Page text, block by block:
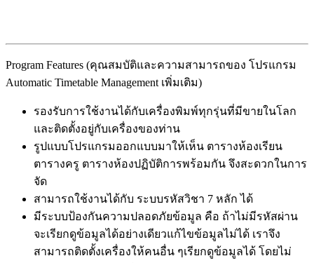
Program Features (คุณสมบัติและความสามารถของ โปรแกรม
Automatic Timetable Management เพิ่มเติม)
รองรับการใช้งานได้กับเครื่องพิมพ์ทุกรุ่นที่มีขายในโลก
และติดตั้งอยู่กับเครื่องของท่าน
รูปแบบโปรแกรมออกแบบมาให้เห็น ตารางห้องเรียน
ตารางครู ตารางห้องปฏิบัติการพร้อมกัน จึงสะดวกในการ
จัด
สามารถใช้งานได้กับ ระบบรหัสวิชา 7 หลัก ได้
มีระบบป้องกันความปลอดภัยข้อมูล คือ ถ้าไม่มีรหัสผ่าน
จะเรียกดูข้อมูลได้อย่างเดียวแก้ไขข้อมูลไม่ได้ เราจึง
สามารถติดตั้งเครื่องให้คนอื่น ๆเรียกดูข้อมูลได้ โดยไม่